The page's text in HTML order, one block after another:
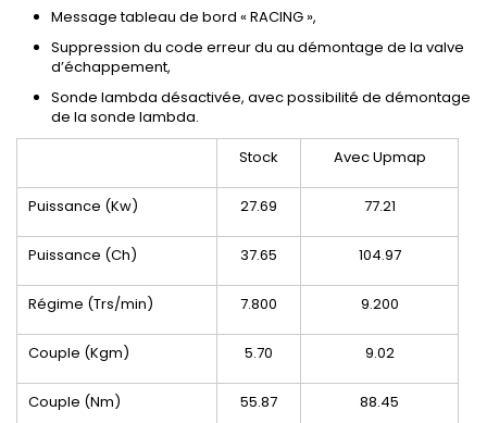
Message tableau de bord « RACING »,
Suppression du code erreur du au démontage de la valve
d’échappement,
Sonde lambda désactivée, avec possibilité de démontage
de la sonde lambda.
Stock
Avec Upmap
Puissance (Kw) 27.69 77.21
Puissance (Ch) 37.65 104.97
Régime (Trs/min) 7.800 9.200
Couple (Kgm) 5.70 9.02
Couple (Nm) 55.87 88.45